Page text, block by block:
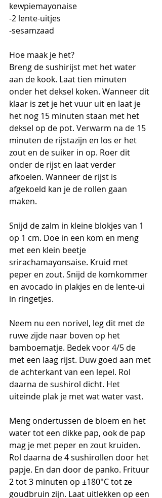
kewpiemayonaise
-2 lente-uitjes
-sesamzaad
Hoe maak je het?
Breng de sushirijst met het water
aan de kook. Laat tien minuten
onder het deksel koken. Wanneer dit
klaar is zet je het vuur uit en laat je
het nog 15 minuten staan met het
deksel op de pot. Verwarm na de 15
minuten de rijstazijn en los er het
zout en de suiker in op. Roer dit
onder de rijst en laat verder
afkoelen. Wanneer de rijst is
afgekoeld kan je de rollen gaan
maken.
Snijd de zalm in kleine blokjes van 1
op 1 cm. Doe in een kom en meng
met een klein beetje
srirachamayonsaise. Kruid met
peper en zout. Snijd de komkommer
en avocado in plakjes en de lente-ui
in ringetjes.
Neem nu een norivel, leg dit met de
ruwe zijde naar boven op het
bamboematje. Bedek voor 4/5 de
met een laag rijst. Duw goed aan met
de achterkant van een lepel. Rol
daarna de sushirol dicht. Het
uiteinde plak je met wat water vast.
Meng ondertussen de bloem en het
water tot een dikke pap, ook de pap
mag je met peper en zout kruiden.
Rol daarna de 4 sushirollen door het
papje. En dan door de panko. Frituur
2 tot 3 minuten op ±180°C tot ze
goudbruin zijn. Laat uitlekken op een